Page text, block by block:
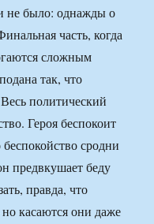
не было: однажды о
часть, когда
сложным
так, что
политический
Героя беспокоит
сродни
предвкушает беду
правда, что
касаются они даже